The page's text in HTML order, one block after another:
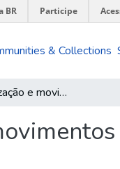
BR Participe
& Collections
Desindustrialização e movimentos pela competitividade